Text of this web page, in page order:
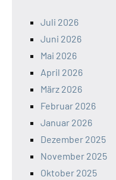
Juli 2026
Juni 2026
Mai 2026
April 2026
März 2026
Februar 2026
Januar 2026
Dezember 2025
November 2025
Oktober 2025